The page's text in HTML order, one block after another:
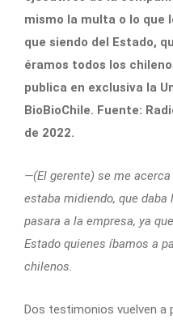
mismo la multa o lo que
que siendo del Estado,
éramos todos los
publica en exclusiva la
BioBioChile. Fuente:
de 2022.
—(El gerente) se me
estaba midiendo, que
pasara a la empresa, ya
Estado quienes íbamos a
chilenos.
Dos testimonios vuelven a